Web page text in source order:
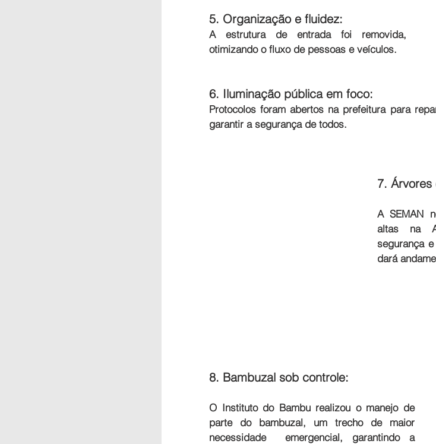
5. Organização e fluidez:
A estrutura de entrada foi removida,
otimizando o fluxo de pessoas e veículos.
6. Iluminação pública em foco:
Protocolos foram abertos na prefeitura para
garantir a segurança de todos.
7.
A SEMAN
altas na
segurança
dará
8. Bambuzal sob controle:
O Instituto do Bambu realizou o manejo de
parte do bambuzal, um trecho de maior
necessidade  emergencial, garantindo a